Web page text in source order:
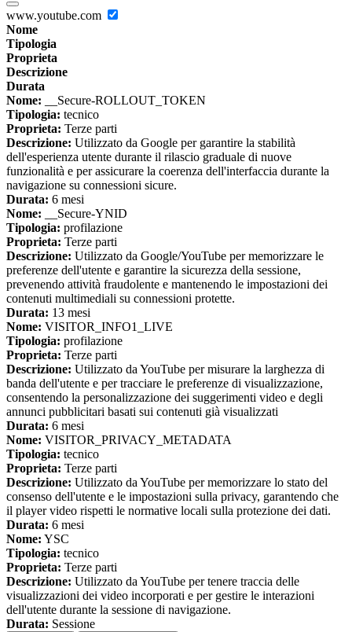
www.youtube.com
Nome
Tipologia
Proprieta
Descrizione
Durata
Nome: __Secure-ROLLOUT_TOKEN
Tipologia: tecnico
Proprieta: Terze parti
Descrizione: Utilizzato da Google per garantire la stabilità
dell'esperienza utente durante il rilascio graduale di nuove
funzionalità e per assicurare la coerenza dell'interfaccia durante la
navigazione su connessioni sicure.
Durata: 6 mesi
Nome: __Secure-YNID
Tipologia: profilazione
Proprieta: Terze parti
Descrizione: Utilizzato da Google/YouTube per memorizzare le
preferenze dell'utente e garantire la sicurezza della sessione,
prevenendo attività fraudolente e mantenendo le impostazioni dei
contenuti multimediali su connessioni protette.
Durata: 13 mesi
Nome: VISITOR_INFO1_LIVE
Tipologia: profilazione
Proprieta: Terze parti
Descrizione: Utilizzato da YouTube per misurare la larghezza di
banda dell'utente e per tracciare le preferenze di visualizzazione,
consentendo la personalizzazione dei suggerimenti video e degli
annunci pubblicitari basati sui contenuti già visualizzati
Durata: 6 mesi
Nome: VISITOR_PRIVACY_METADATA
Tipologia: tecnico
Proprieta: Terze parti
Descrizione: Utilizzato da YouTube per memorizzare lo stato del
consenso dell'utente e le impostazioni sulla privacy, garantendo che
il player video rispetti le normative locali sulla protezione dei dati.
Durata: 6 mesi
Nome: YSC
Tipologia: tecnico
Proprieta: Terze parti
Descrizione: Utilizzato da YouTube per tenere traccia delle
visualizzazioni dei video incorporati e per gestire le interazioni
dell'utente durante la sessione di navigazione.
Durata: Sessione